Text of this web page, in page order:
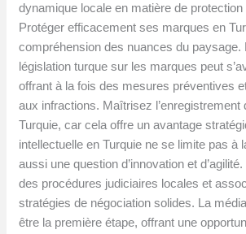
dynamique locale en matière de
Protéger efficacement ses marques en
compréhension des nuances du paysage.
législation turque sur les marques peut
offrant à la fois des mesures préventives
aux infractions. Maîtrisez l’enregistrement
Turquie, car cela offre un avantage
intellectuelle en Turquie ne se limite pas à
aussi une question d’innovation et
des procédures judiciaires locales et
stratégies de négociation solides. La
être la première étape, offrant une